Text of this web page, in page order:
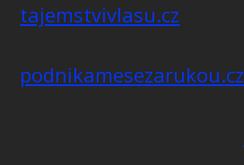
tajemstvivlasu.cz
podnikamesezarukou.cz